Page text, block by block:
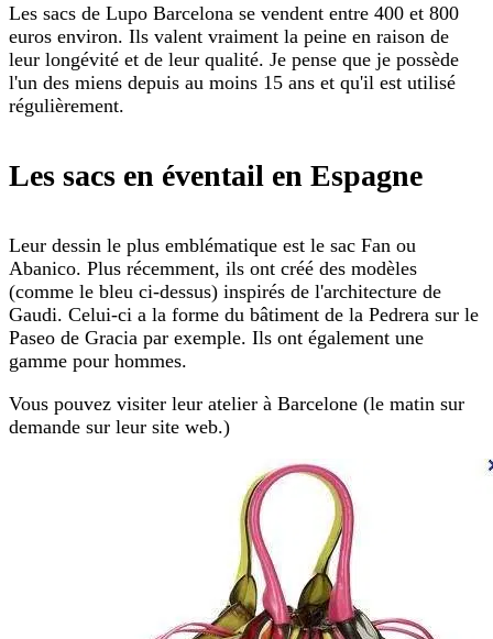
Les sacs de Lupo Barcelona se vendent entre 400 et 800
euros environ. Ils valent vraiment la peine en raison de
leur longévité et de leur qualité. Je pense que je possède
l'un des miens depuis au moins 15 ans et qu'il est utilisé
régulièrement.
Les sacs en éventail en Espagne
Leur dessin le plus emblématique est le sac Fan ou
Abanico. Plus récemment, ils ont créé des modèles
(comme le bleu ci-dessus) inspirés de l'architecture de
Gaudi. Celui-ci a la forme du bâtiment de la Pedrera sur le
Paseo de Gracia par exemple. Ils ont également une
gamme pour hommes.
Vous pouvez visiter leur atelier à Barcelone (le matin sur
demande sur leur site web.)